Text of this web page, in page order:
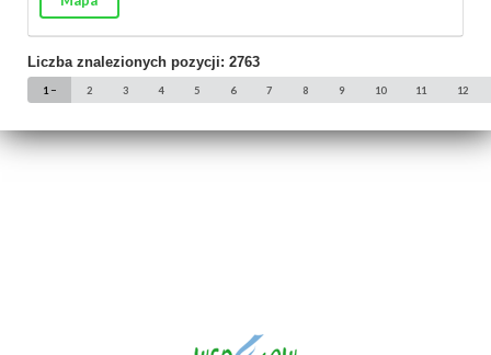
Liczba znalezionych pozycji: 2763
1 2 3 4 5 6 7 8 9 10 11 12